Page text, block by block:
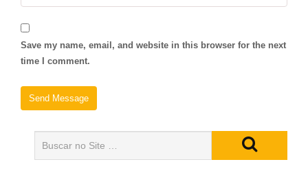
Save my name, email, and website in this browser for the next
time I comment.